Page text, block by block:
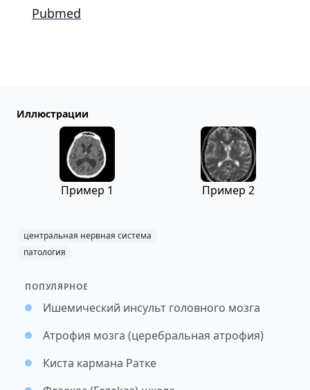
Pubmed
Иллюстрации
Пример 1 Пример 2
центральная нервная система
патология
ПОПУЛЯРНОЕ
Ишемический инсульт головного мозга
Атрофия мозга (церебральная атрофия)
Киста кармана Ратке